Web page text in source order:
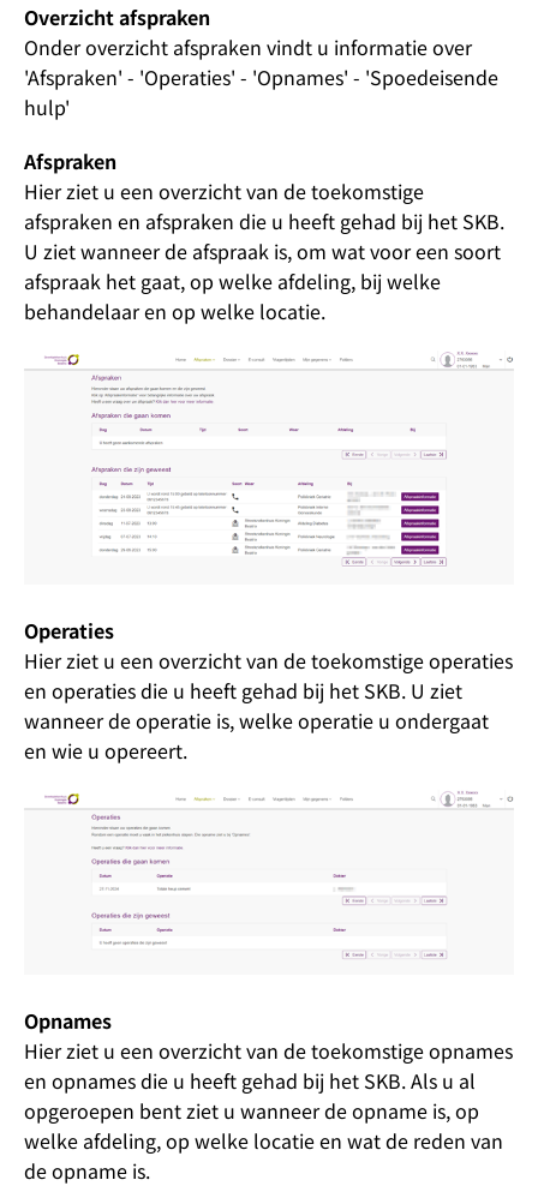
Overzicht afspraken
Onder overzicht afspraken vindt u informatie over
'Afspraken' - 'Operaties' - 'Opnames' - 'Spoedeisende
hulp'
Afspraken
Hier ziet u een overzicht van de toekomstige
afspraken en afspraken die u heeft gehad bij het SKB.
U ziet wanneer de afspraak is, om wat voor een soort
afspraak het gaat, op welke afdeling, bij welke
behandelaar en op welke locatie.
Operaties
Hier ziet u een overzicht van de toekomstige operaties
en operaties die u heeft gehad bij het SKB. U ziet
wanneer de operatie is, welke operatie u ondergaat
en wie u opereert.
Opnames
Hier ziet u een overzicht van de toekomstige opnames
en opnames die u heeft gehad bij het SKB. Als u al
opgeroepen bent ziet u wanneer de opname is, op
welke afdeling, op welke locatie en wat de reden van
de opname is.